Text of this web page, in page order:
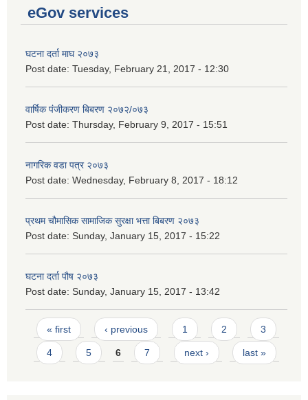
eGov services
घटना दर्ता माघ २०७३
Post date: Tuesday, February 21, 2017 - 12:30
वार्षिक पंजीकरण बिबरण २०७२/०७३
Post date: Thursday, February 9, 2017 - 15:51
नागरिक वडा पत्र २०७३
Post date: Wednesday, February 8, 2017 - 18:12
प्रथम चौमासिक सामाजिक सुरक्षा भत्ता बिबरण २०७३
Post date: Sunday, January 15, 2017 - 15:22
घटना दर्ता पौष २०७३
Post date: Sunday, January 15, 2017 - 13:42
Pages
« first ‹ previous 1 2 3
4 5 6 7 next › last »